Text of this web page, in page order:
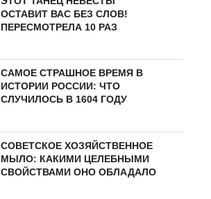
ОСТАВИТ ВАС БЕЗ СЛОВ!
ПЕРЕСМОТРЕЛА 10 РАЗ
САМОЕ СТРАШНОЕ ВРЕМЯ В
ИСТОРИИ РОССИИ: ЧТО
СЛУЧИЛОСЬ В 1604 ГОДУ
СОВЕТСКОЕ ХОЗЯЙСТВЕННОЕ
МЫЛО: КАКИМИ ЦЕЛЕБНЫМИ
СВОЙСТВАМИ ОНО ОБЛАДАЛО